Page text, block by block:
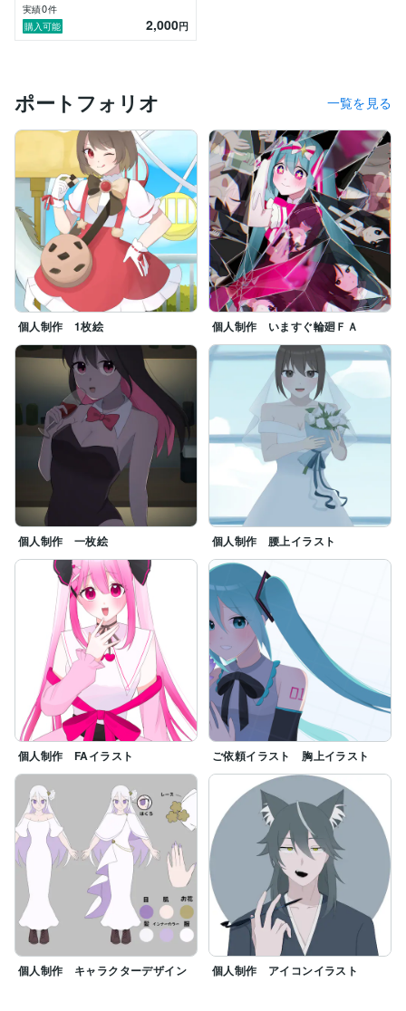
実績0件
購入可能
2,000円
ポートフォリオ 一覧を見る
個人制作 1枚絵 個人制作 いますぐ輪廻ＦＡ
個人制作 一枚絵 個人制作 腰上イラスト
個人制作 FAイラスト ご依頼イラスト 胸上イラスト
個人制作 キャラクターデザイン 個人制作 アイコンイラスト